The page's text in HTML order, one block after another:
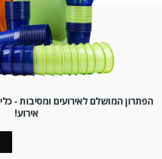
הפתרון המושלם לאירועים ומסיבות -
אירוע!